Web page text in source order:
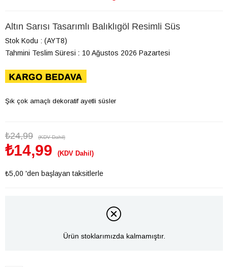
Altın Sarısı Tasarımlı Balıklıgöl Resimli Süs
Stok Kodu
(AYT8)
Tahmini Teslim Süresi : 10 Ağustos 2026 Pazartesi
Şık çok amaçlı dekoratif ayetli süsler
₺24,99 (KDV Dahil)
₺14,99 (KDV Dahil)
₺5,00 'den başlayan taksitlerle
Ürün stoklarımızda kalmamıştır.